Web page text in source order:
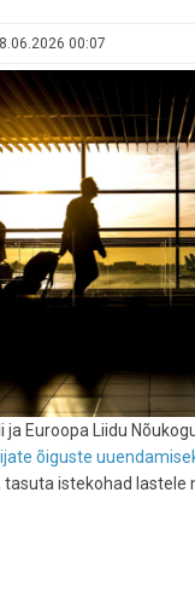
00:07
ja Euroopa Liidu
õiguste
istekohad lastele